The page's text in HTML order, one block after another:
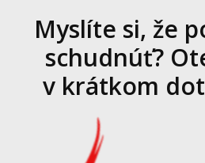
Myslíte si, že
schudnúť?
v krátkom